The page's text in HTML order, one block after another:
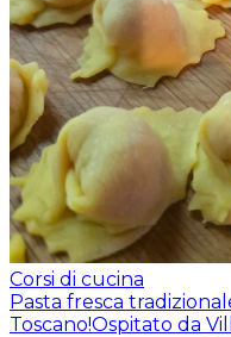
Corsi di cucina
Pasta fresca
Toscano!Ospitato da